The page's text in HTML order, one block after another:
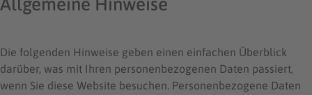
Allgemeine Hinweise
Die folgenden Hinweise geben einen einfachen Überblick
darüber, was mit Ihren personenbezogenen Daten passiert,
wenn Sie diese Website besuchen. Personenbezogene Daten